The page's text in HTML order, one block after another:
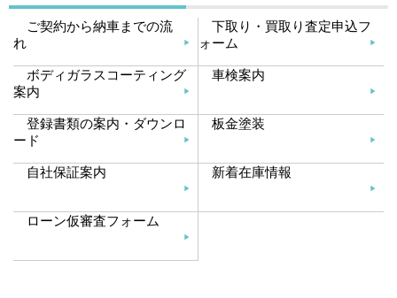
ご契約から納車までの流
れ
下取り・買取り査定申込フ
ォーム
ボディガラスコーティング
案内
車検案内
登録書類の案内・ダウンロ
ード
板金塗装
自社保証案内 新着在庫情報
ローン仮審査フォーム